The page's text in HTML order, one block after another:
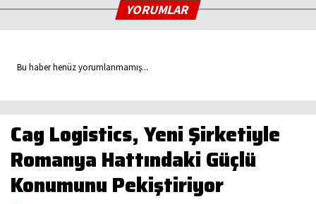
YORUMLAR
Bu haber henüz yorumlanmamış...
Cag Logistics, Yeni Şirketiyle
Romanya Hattındaki Güçlü
Konumunu Pekiştiriyor